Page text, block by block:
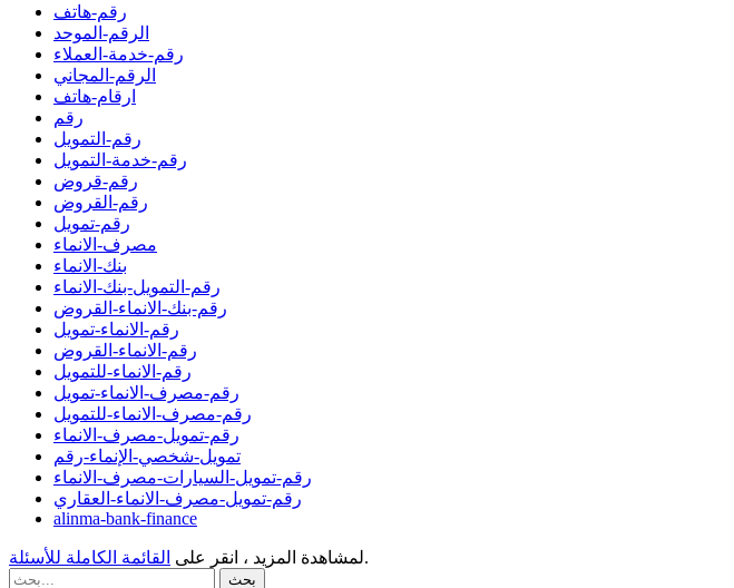
رقم-هاتف
الرقم-الموحد
رقم-خدمة-العملاء
الرقم-المجاني
ارقام-هاتف
رقم
رقم-التمويل
رقم-خدمة-التمويل
رقم-قروض
رقم-القروض
رقم-تمويل
مصرف-الانماء
بنك-الانماء
رقم-التمويل-بنك-الانماء
رقم-بنك-الانماء-القروض
رقم-الانماء-تمويل
رقم-الانماء-القروض
رقم-الانماء-للتمويل
رقم-مصرف-الانماء-تمويل
رقم-مصرف-الانماء-للتمويل
رقم-تمويل-مصرف-الانماء
تمويل-شخصي-الإنماء-رقم
رقم-تمويل-السيارات-مصرف-الانماء
رقم-تمويل-مصرف-الانماء-العقاري
alinma-bank-finance
لمشاهدة المزيد ، انقر على القائمة الكاملة للأسئلة .